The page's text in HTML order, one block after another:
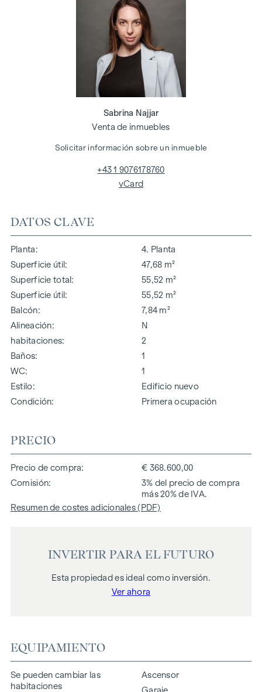
DATOS CLAVE
Planta
4. Planta
Superficie útil
47,68 m²
Superficie total
55,52 m²
Superficie útil
55,52 m²
Balcón
7,84 m²
Alineación
N
habitaciones
2
Baños
1
WC
1
Estilo
Edificio nuevo
Condición
Primera ocupación
PRECIO
Precio de compra
€ 368.600,00
Comisión
3% del precio de compra
más 20% de IVA.
Resumen de costes adicionales (PDF)
INVERTIR PARA EL FUTURO
Esta propiedad es ideal como inversión.
Ver ahora
EQUIPAMIENTO
Se pueden cambiar las
habitaciones
Ascensor
Sabrina Najjar
Venta de inmuebles
Solicitar información sobre un inmueble
+43 1 9076178760
vCard